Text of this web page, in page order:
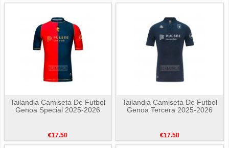
Tailandia Camiseta De Futbol
Genoa Special 2025-2026
€17.50
Tailandia Camiseta De Futbol
Genoa Tercera 2025-2026
€17.50